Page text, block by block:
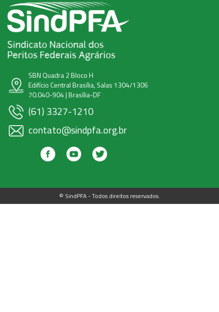
SBN Quadra 2 Bloco H
Edifício Central Brasília, Salas 1304/1306
70.040-904 | Brasília-DF
(61) 3327-1210
contato@sindpfa.org.br
© SindPFA - Todos direitos reservados.